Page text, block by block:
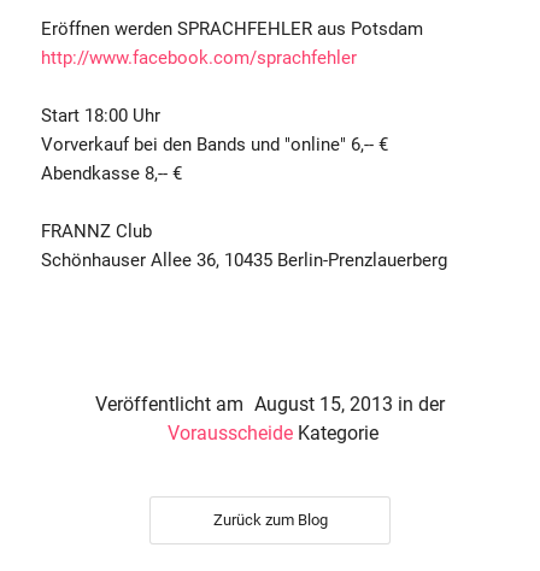
Eröffnen werden SPRACHFEHLER aus Potsdam
http://www.facebook.com/sprachfehler
Start 18:00 Uhr
Vorverkauf bei den Bands und "online" 6,-- €
Abendkasse 8,-- €
FRANNZ Club
Schönhauser Allee 36, 10435 Berlin-Prenzlauerberg
Veröffentlicht am August 15, 2013 in der
Vorausscheide Kategorie
Zurück zum Blog